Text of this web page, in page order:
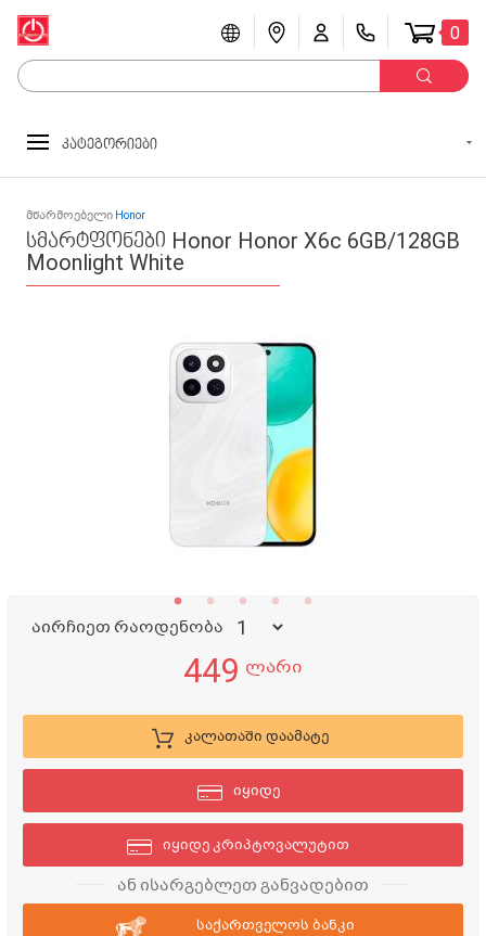
0
კატეგორიები
მწარმოებელი Honor
სმარტფონები Honor Honor X6c 6GB/128GB
Moonlight White
აირჩიეთ რაოდენობა
449 ლარი
კალათაში დაამატე
იყიდე
იყიდე კრიპტოვალუტით
ან ისარგებლეთ განვადებით
საქართველოს ბანკი